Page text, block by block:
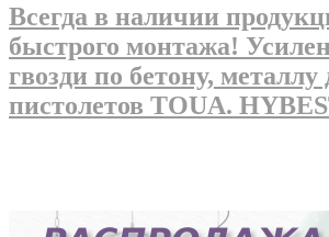
Всегда в наличии
быстрого монтажа!
гвозди по бетону, металлу
пистолетов TOUA.